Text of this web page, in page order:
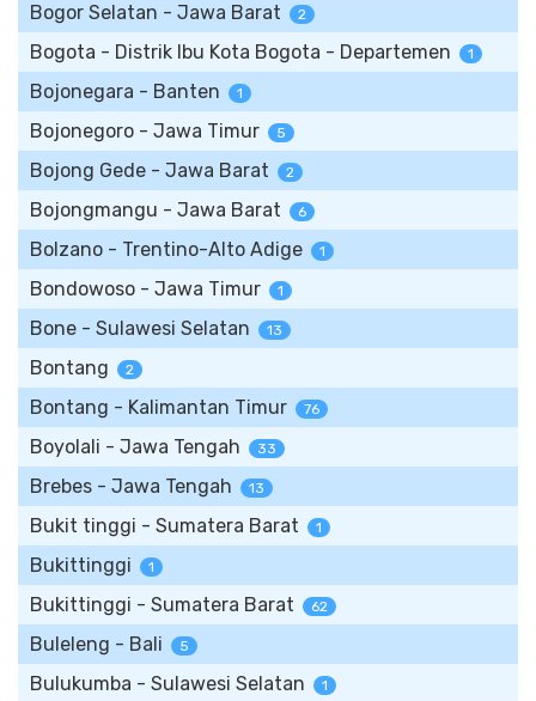
Bogor Selatan - Jawa Barat 2
Bogota - Distrik Ibu Kota Bogota - Departemen 1
Bojonegara - Banten 1
Bojonegoro - Jawa Timur 5
Bojong Gede - Jawa Barat 2
Bojongmangu - Jawa Barat 6
Bolzano - Trentino-Alto Adige 1
Bondowoso - Jawa Timur 1
Bone - Sulawesi Selatan 13
Bontang 2
Bontang - Kalimantan Timur 76
Boyolali - Jawa Tengah 33
Brebes - Jawa Tengah 13
Bukit tinggi - Sumatera Barat 1
Bukittinggi 1
Bukittinggi - Sumatera Barat 62
Buleleng - Bali 5
Bulukumba - Sulawesi Selatan 1